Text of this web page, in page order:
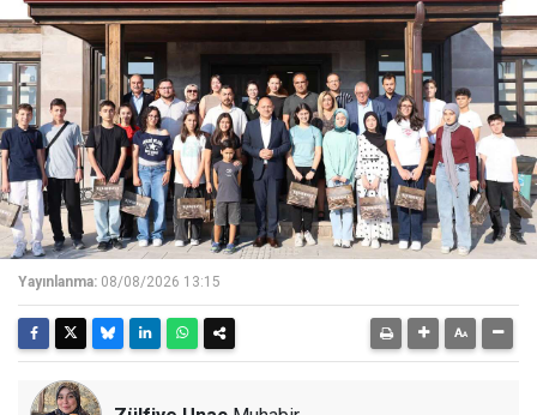
Yayınlanma: 08/08/2026 13:15